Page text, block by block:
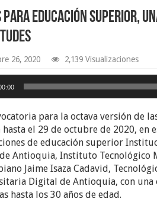
para educación superior,
26, 2020 2,139 Visualizaciones
para la octava versión de
el 29 de octubre de 2020, en
de educación superior
Antioquia, Instituto Tecnológico
Jaime Isaza Cadavid,
Digital de Antioquia, con una
hasta los 30 años de edad.